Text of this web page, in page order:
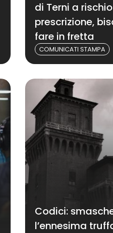
di Terni a rischio
prescrizione,
fare in fretta
COMUNICATI STAMPA
Codici:
l’ennesima